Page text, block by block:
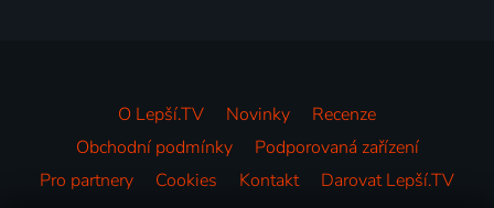
O Lepší.TV Novinky
Recenze
Obchodní podmínky
Podporovaná zařízení
Pro partnery
Cookies Kontakt Darovat Lepší.TV